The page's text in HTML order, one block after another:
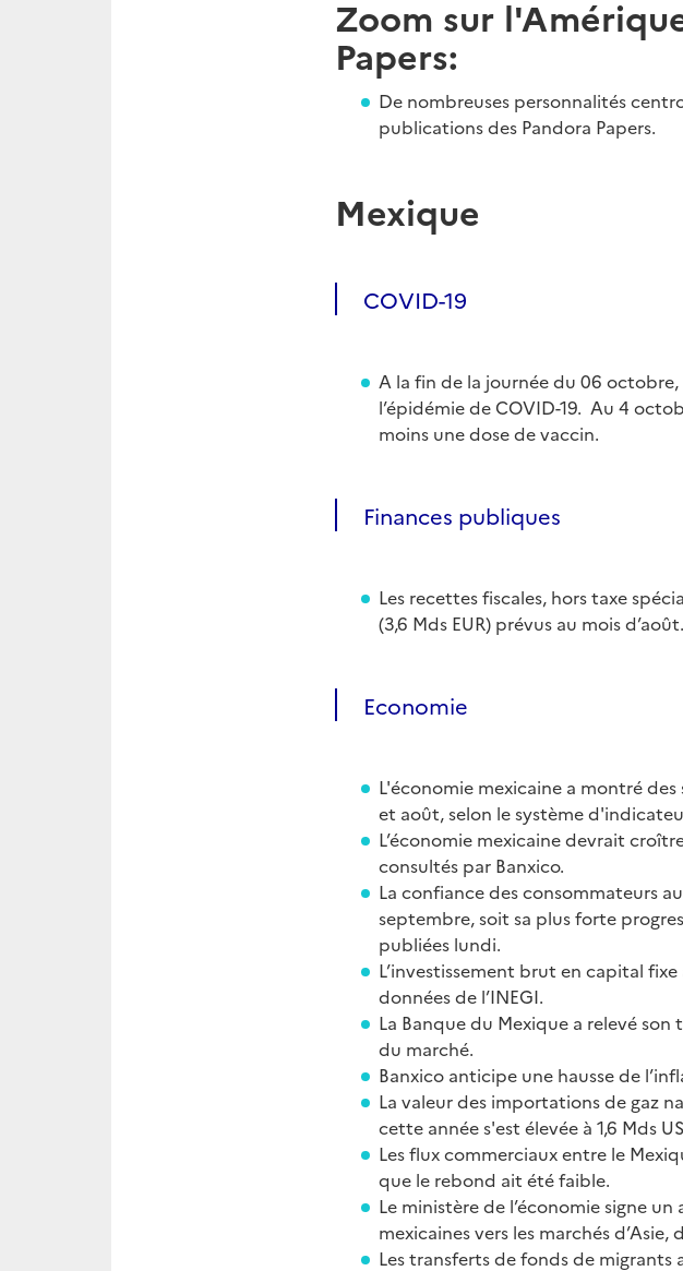
Zoom sur
Papers:
De nombreuses personnalités
publications des Pandora Papers.
Mexique
COVID-19
A la fin de la journée du 06
l’épidémie de COVID-19. Au 4
moins une dose de vaccin.
Finances publiques
Les recettes fiscales, hors taxe
(3,6 Mds EUR) prévus au mois d’août.
Economie
L'économie mexicaine a montré
et août, selon le système
L’économie mexicaine devrait
consultés par Banxico.
La confiance des consommateurs
septembre, soit sa plus forte
publiées lundi.
L’investissement brut en capital
données de l’INEGI.
La Banque du Mexique a relevé
du marché.
Banxico anticipe une hausse de
La valeur des importations de gaz
cette année s'est élevée à 1,6 Mds
Les flux commerciaux entre le
que le rebond ait été faible.
Le ministère de l’économie signe
mexicaines vers les marchés
Les transferts de fonds de